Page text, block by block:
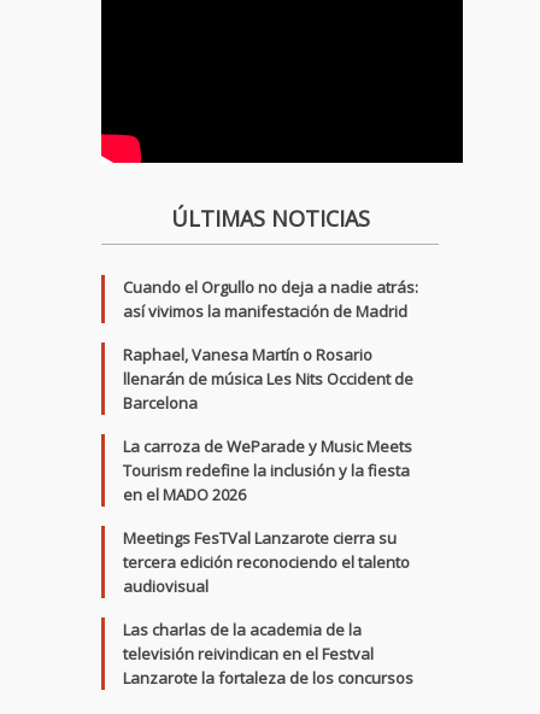
ÚLTIMAS NOTICIAS
Cuando el Orgullo no deja a nadie atrás:
así vivimos la manifestación de Madrid
Raphael, Vanesa Martín o Rosario
llenarán de música Les Nits Occident de
Barcelona
La carroza de WeParade y Music Meets
Tourism redefine la inclusión y la fiesta
en el MADO 2026
Meetings FesTVal Lanzarote cierra su
tercera edición reconociendo el talento
audiovisual
Las charlas de la academia de la
televisión reivindican en el Festval
Lanzarote la fortaleza de los concursos